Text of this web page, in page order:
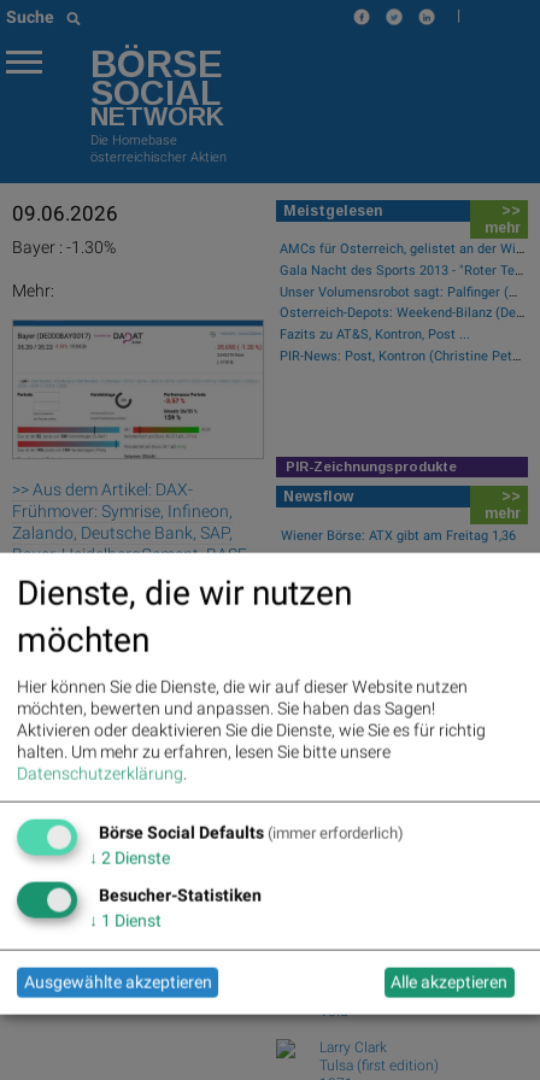
Suche |
BÖRSE
SOCIAL
NETWORK
Die Homebase
österreichischer Aktien
09.06.2026
Bayer : -1.30%
Mehr:
>> Aus dem Artikel: DAX-
Frühmover: Symrise, Infineon,
Zalando, Deutsche Bank, SAP,
Bayer, HeidelbergCement, BASF,
DAIMLER TRUCK HLD... und
Siemens Energy
Palfinger : 1.32%
voestalpine : 0.23%
CA Immo : 0.21%» Details
Uniqa : 0.05%» Details
DO&CO : 0.00%» Details
Erste Group : -1.19%» Details
Bawag : -1.34%» Details
» Details
Österreichische Post : -4.48%»
Details
Meistgelesen
>>
mehr
AMCs für Österreich, gelistet an der Wiener Börse
Gala Nacht des Sports 2013 - "Roter Teppich"
Unser Volumensrobot sagt: Palfinger (#gabb Radar)
Österreich-Depots: Weekend-Bilanz (Depot Kommentar)
Fazits zu AT&S, Kontron, Post ...
PIR-News: Post, Kontron (Christine Petzwinkler)
PIR-Zeichnungsprodukte
Newsflow
>>
mehr
Wiener Börse: ATX gibt am Freitag 1,36
Wiener Börse Nebenwerte-Blick:
Marinomed steigt 8...
Wie Österreichische Post, AT&S,
Wienerberger, Pal...
Wiener Börse Party #1216: ATX
schwächer, Bajaj Mo...
(Depot Kommentar)
Börse Social Club Board
JJ VFF VV
Void
Larry Clark
Tulsa (first edition)
Dienste, die wir nutzen
möchten
Hier können Sie die Dienste, die wir auf dieser Website nutzen
möchten, bewerten und anpassen. Sie haben das Sagen!
Aktivieren oder deaktivieren Sie die Dienste, wie Sie es für richtig
halten. Um mehr zu erfahren, lesen Sie bitte unsere
Datenschutzerklärung.
Börse Social Defaults (immer erforderlich)
↓ 2 Dienste
Besucher-Statistiken
↓ 1 Dienst
Ausgewählte akzeptieren Alle akzeptieren